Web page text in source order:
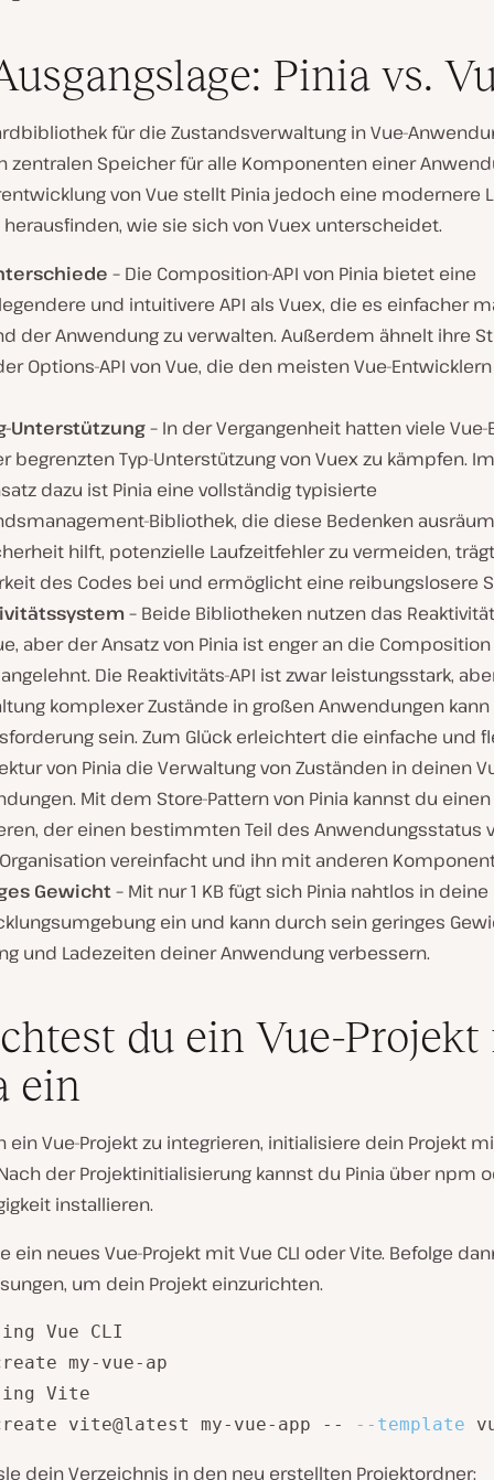
Pinia vs.
für die Zustandsverwaltung in Vue-
zentralen Speicher für alle Komponenten einer
von Vue stellt Pinia jedoch eine modernere
herausfinden, wie sie sich von Vuex unterscheidet.
– Die Composition-API von Pinia bietet eine
und intuitivere API als Vuex, die es einfacher
der Anwendung zu verwalten. Außerdem ähnelt ihre
Options-API von Vue, die den meisten Vue-
Unterstützung – In der Vergangenheit hatten viele
begrenzten Typ-Unterstützung von Vuex zu kämpfen. Im
dazu ist Pinia eine vollständig typisierte
Bibliothek, die diese Bedenken
hilft, potenzielle Laufzeitfehler zu vermeiden,
des Codes bei und ermöglicht eine reibungslosere
– Beide Bibliotheken nutzen das
aber der Ansatz von Pinia ist enger an die Composition
Die Reaktivitäts-API ist zwar leistungsstark,
komplexer Zustände in großen Anwendungen
sein. Zum Glück erleichtert die einfache und
von Pinia die Verwaltung von Zuständen in deinen
Mit dem Store-Pattern von Pinia kannst du
der einen bestimmten Teil des Anwendungsstatus
vereinfacht und ihn mit anderen
Gewicht – Mit nur 1 KB fügt sich Pinia nahtlos in deine
ein und kann durch sein geringes
und Ladezeiten deiner Anwendung verbessern.
du ein Vue-
ein
ein Vue-Projekt zu integrieren, initialisiere dein Projekt
der Projektinitialisierung kannst du Pinia über npm
installieren.
ein neues Vue-Projekt mit Vue CLI oder Vite. Befolge
um dein Projekt einzurichten.
Vue CLI
my-vue-ap
vite@latest my-vue-app --
--template
dein Verzeichnis in den neu erstellten Projektordner: